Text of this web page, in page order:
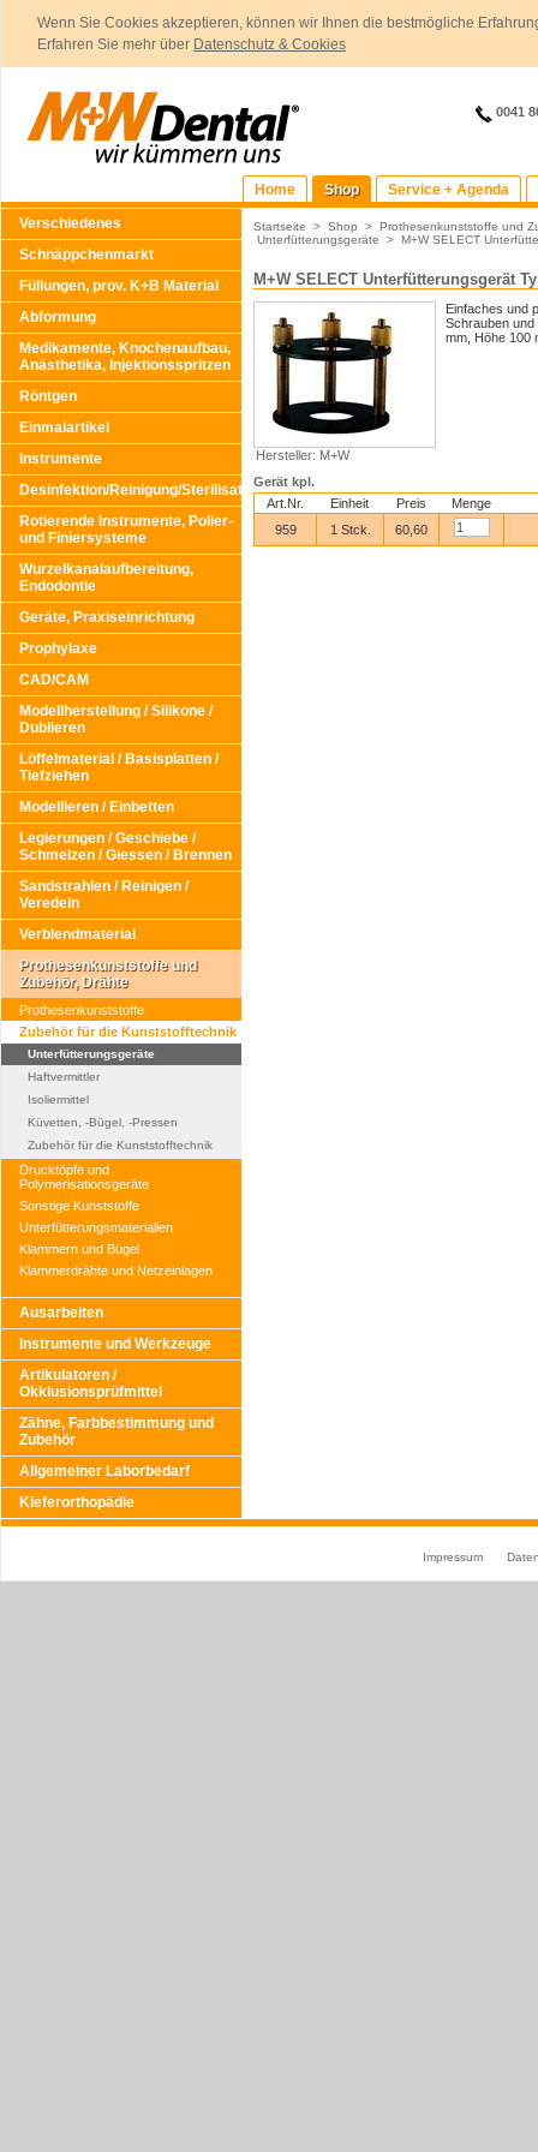
Wenn Sie Cookies akzeptieren, können wir Ihnen die bestmögliche
Erfahren Sie mehr über Datenschutz & Cookies
0041
Home Shop
Service + Agenda
Verschiedenes
Schnäppchenmarkt
Füllungen, prov. K+B Material
Abformung
Medikamente, Knochenaufbau,
Anästhetika, Injektionsspritzen
Röntgen
Einmalartikel
Instrumente
Desinfektion/Reinigung/Sterilisation
Rotierende Instrumente, Polier-
und Finiersysteme
Wurzelkanalaufbereitung,
Endodontie
Geräte, Praxiseinrichtung
Prophylaxe
CAD/CAM
Modellherstellung / Silikone /
Dublieren
Löffelmaterial / Basisplatten /
Tiefziehen
Modellieren / Einbetten
Legierungen / Geschiebe /
Schmelzen / Giessen / Brennen
Sandstrahlen / Reinigen /
Veredeln
Verblendmaterial
Prothesenkunststoffe und
Zubehör, Drähte
Prothesenkunststoffe
Zubehör für die Kunststofftechnik
Unterfütterungsgeräte
Haftvermittler
Isoliermittel
Küvetten, -Bügel, -Pressen
Zubehör für die Kunststofftechnik
Drucktöpfe und
Polymerisationsgeräte
Sonstige Kunststoffe
Unterfütterungsmaterialien
Klammern und Bügel
Klammerdrähte und Netzeinlagen
Ausarbeiten
Instrumente und Werkzeuge
Artikulatoren /
Okklusionsprüfmittel
Zähne, Farbbestimmung und
Zubehör
Allgemeiner Laborbedarf
Kieferorthopädie
Startseite > Shop > Prothesenkunststoffe und
Unterfütterungsgeräte > M+W SELECT
M+W SELECT Unterfütterungsgerät
Hersteller: M+W
Einfaches und
Schrauben
mm, Höhe 100
Gerät kpl.
Art.Nr.
Einheit Preis
Menge
959
1 Stck. 60,60
Impressum